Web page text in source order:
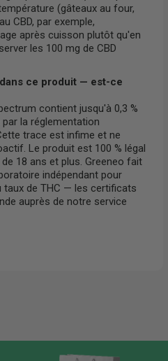
(gâteaux au four,
CBD, par exemple,
après cuisson plutôt qu'en
les 100 mg de CBD
ce produit — est-ce
contient jusqu'à 0,3 %
la réglementation
trace est infime et ne
Le produit est 100 % légal
18 ans et plus. Greeneo fait
indépendant pour
de THC — les certificats
auprès de notre service